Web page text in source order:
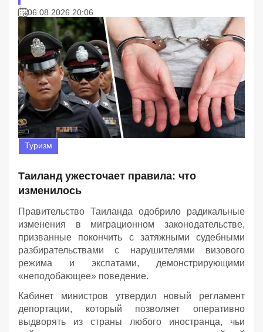
06.08.2026 20:06
Туризм
Таиланд ужесточает правила: что
изменилось
Правительство Таиланда одобрило радикальные
изменения в миграционном законодательстве,
призванные покончить с затяжными судебными
разбирательствами с нарушителями визового
режима и экспатами, демонстрирующими
«неподобающее» поведение.
Кабинет министров утвердил новый регламент
депортации, который позволяет оперативно
выдворять из страны любого иностранца, чьи